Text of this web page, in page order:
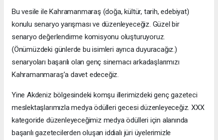
Bu vesile ile Kahramanmaraş (doğa, kültür, tarih, edebiyat)
konulu senaryo yarışması ve düzenleyeceğiz. Güzel bir
senaryo değerlendirme komisyonu oluşturuyoruz.
(Önümüzdeki günlerde bu isimleri ayrıca duyuracağız.)
senaryoları başarılı olan genç sinemacı arkadaşlarımızı
Kahramanmaraş’a davet edeceğiz.
Yine Akdeniz bölgesindeki komşu illerimizdeki genç gazeteci
meslektaşlarımızla medya ödülleri gecesi düzenleyeceğiz. XXX
kategoride düzenleyeceğimiz medya ödülleri için alanında
başarılı gazetecilerden oluşan iddialı jüri üyelerimizle